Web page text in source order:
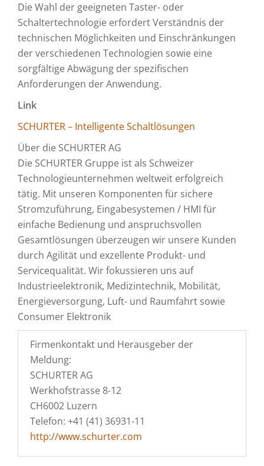
Die Wahl der geeigneten Taster- oder
Schaltertechnologie erfordert Verständnis der
technischen Möglichkeiten und Einschränkungen
der verschiedenen Technologien sowie eine
sorgfältige Abwägung der spezifischen
Anforderungen der Anwendung.
Link
SCHURTER – Intelligente Schaltlösungen
Über die SCHURTER AG
Die SCHURTER Gruppe ist als Schweizer
Technologieunternehmen weltweit erfolgreich
tätig. Mit unseren Komponenten für sichere
Stromzuführung, Eingabesystemen / HMI für
einfache Bedienung und anspruchsvollen
Gesamtlösungen überzeugen wir unsere Kunden
durch Agilität und exzellente Produkt- und
Servicequalität. Wir fokussieren uns auf
Industrieelektronik, Medizintechnik, Mobilität,
Energieversorgung, Luft- und Raumfahrt sowie
Consumer Elektronik
Firmenkontakt und Herausgeber der
Meldung:
SCHURTER AG
Werkhofstrasse 8-12
CH6002 Luzern
Telefon: +41 (41) 36931-11
http://www.schurter.com